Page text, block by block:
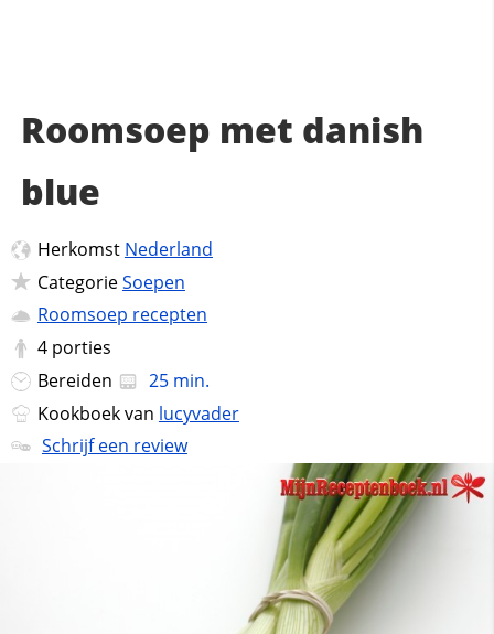
Roomsoep met danish
blue
Herkomst Nederland
CategorieSoepen
Roomsoep recepten
4 porties
Bereiden
25 min.
Kookboek van lucyvader
Schrijf een review